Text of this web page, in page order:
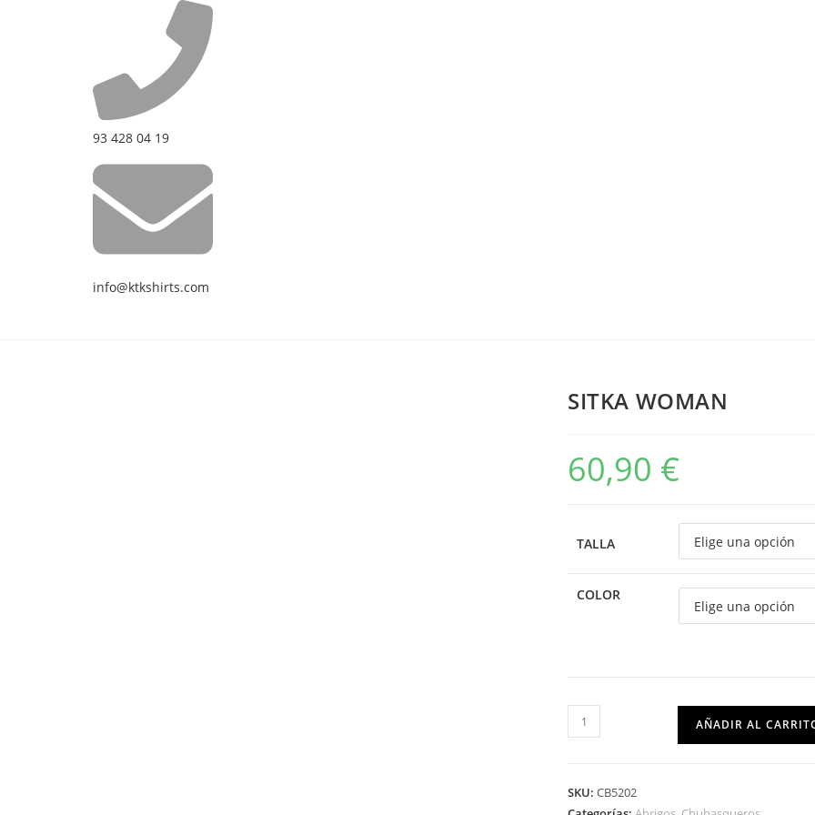
93 428 04 19
info@ktkshirts.com
SITKA WOMAN
60,90 €
TALLA
COLOR
AÑADIR AL
SKU: CB5202